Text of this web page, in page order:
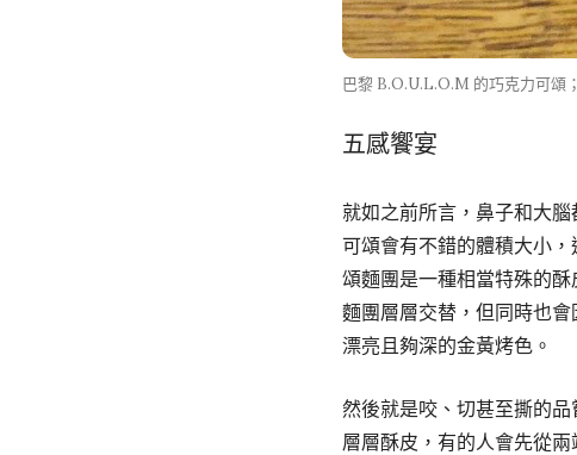
巴黎 B.O.U.L.O.M 的巧克力可頌
五感饗宴
就如之前所言，鼻子和大
可頌會有不錯的體積大小
頌麵團是一種相當特殊的
麵團層層交替，但同時也
漂亮且夠深的金黃烤色。
然後就是咬、切甚至撕的
層層酥皮，有的人會先從兩